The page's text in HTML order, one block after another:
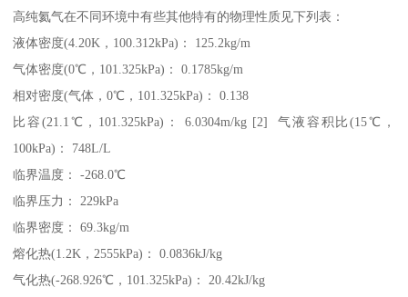
高纯氦气在不同环境中有些其他特有的物理性质见下列表：
液体密度(4.20K，100.312kPa)： 125.2kg/m
气体密度(0℃，101.325kPa)： 0.1785kg/m
相对密度(气体，0℃，101.325kPa)： 0.138
比容(21.1℃，101.325kPa)： 6.0304m/kg [2] 气液容积比(15℃，
100kPa)： 748L/L
临界温度： -268.0℃
临界压力： 229kPa
临界密度： 69.3kg/m
熔化热(1.2K，2555kPa)： 0.0836kJ/kg
气化热(-268.926℃，101.325kPa)： 20.42kJ/kg